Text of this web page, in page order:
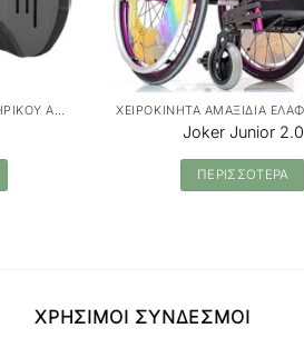
ΑΝΑΤΟΜΙΚΕΣ ΠΛΑΤΕΣ ΑΝΑΠΗΡΙΚΟΥ ΑΜΑΞΙΔΙΟΥ
Joker Junior 2.0
ΠΕΡΙΣΣΟΤΕΡΑ
ΧΡΗΣΙΜΟΙ ΣΥΝΔΕΣΜΟΙ